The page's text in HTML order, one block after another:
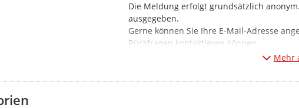
Die Meldung erfolgt grundsätzlich
ausgegeben.
Gerne können Sie Ihre E-Mail-Adresse
Rückfragen kontaktieren können.
Ein wichtiger Hinweis zum Schluss:
dafür, dass in vielen Fällen keine
sein wird. Unser Ziel ist es aber
Mehr